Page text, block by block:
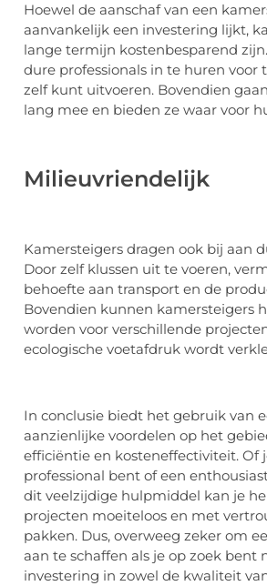
Hoewel de aanschaf van een
aanvankelijk een investering lijkt,
lange termijn kostenbesparend
dure professionals in te huren voor
zelf kunt uitvoeren. Bovendien
lang mee en bieden ze waar voor
Milieuvriendelijk
Kamersteigers dragen ook bij aan
Door zelf klussen uit te voeren,
behoefte aan transport en de
Bovendien kunnen kamersteigers
worden voor verschillende
ecologische voetafdruk wordt
In conclusie biedt het gebruik van
aanzienlijke voordelen op het
efficiëntie en kosteneffectiviteit. Of
professional bent of een
dit veelzijdige hulpmiddel kan je
projecten moeiteloos en met
pakken. Dus, overweeg zeker om
aan te schaffen als je op zoek bent
investering in zowel de kwaliteit